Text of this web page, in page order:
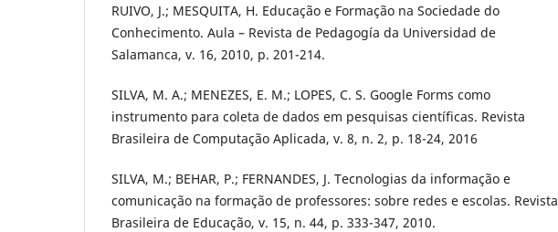
RUIVO, J.; MESQUITA, H. Educação e Formação na Sociedade do
Conhecimento. Aula – Revista de Pedagogía da Universidad de
Salamanca, v. 16, 2010, p. 201-214.
SILVA, M. A.; MENEZES, E. M.; LOPES, C. S. Google Forms como
instrumento para coleta de dados em pesquisas científicas. Revista
Brasileira de Computação Aplicada, v. 8, n. 2, p. 18-24, 2016
SILVA, M.; BEHAR, P.; FERNANDES, J. Tecnologias da informação e
comunicação na formação de professores: sobre redes e escolas. Revista
Brasileira de Educação, v. 15, n. 44, p. 333-347, 2010.